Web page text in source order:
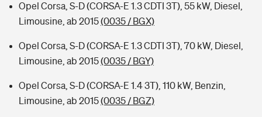
Opel Corsa, S-D (CORSA-E 1.3 CDTI 3T), 55 kW, Diesel,
Limousine, ab 2015(0035 / BGX)
Opel Corsa, S-D (CORSA-E 1.3 CDTI 3T), 70 kW, Diesel,
Limousine, ab 2015(0035 / BGY)
Opel Corsa, S-D (CORSA-E 1.4 3T), 110 kW, Benzin,
Limousine, ab 2015(0035 / BGZ)